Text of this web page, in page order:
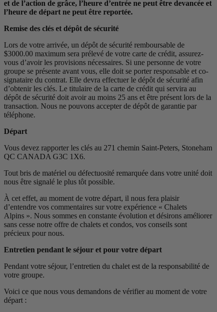
et de l’action de grâce, l’heure d’entrée ne peut être devancée et
l’heure de départ ne peut être reportée.
Remise des clés et dépôt de sécurité
Lors de votre arrivée, un dépôt de sécurité remboursable de
$3000.00 maximum sera prélevé de votre carte de crédit, assurez-
vous d’avoir les provisions nécessaires. Si une personne de votre
groupe se présente avant vous, elle doit se porter responsable et co-
signataire du contrat. Elle devra effectuer le dépôt de sécurité afin
d’obtenir les clés. Le titulaire de la carte de crédit qui servira au
dépôt de sécurité doit avoir au moins 25 ans et être présent lors de la
transaction. Nous ne pouvons accepter de dépôt de garantie par
téléphone.
Départ
Vous devez rapporter les clés au 271 chemin Saint-Peters, Stoneham
QC CANADA G3C 1X6.
Tout bris de matériel ou défectuosité remarquée dans votre unité doit
nous être signalé le plus tôt possible.
À cet effet, au moment de votre départ, il nous fera plaisir
d’entendre vos commentaires sur votre expérience « Chalets
Alpins ». Nous sommes en constante évolution et désirons améliorer
sans cesse notre offre de chalets et condos, vos conseils sont
précieux pour nous.
Entretien pendant le séjour et pour votre départ
Pendant votre séjour, l’entretien du chalet est de la responsabilité de
votre groupe.
Voici ce que nous vous demandons de vérifier au moment de votre
départ :